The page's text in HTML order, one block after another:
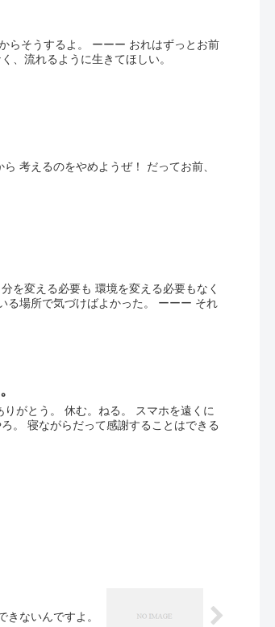
らそうするよ。 ーーー おれはずっとお前
、流れるように生きてほしい。
考えるのをやめようぜ！ だってお前、
を変える必要も 環境を変える必要もなく
る場所で気づけばよかった。 ーーー それ
がとう。 休む。ねる。 スマホを遠くに
。 寝ながらだって感謝することはできる
きないんですよ。